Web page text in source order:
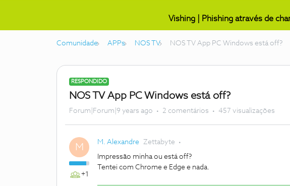
Vishing | Phishing através de
Comunidade APPs NOS TV NOS TV App PC Windows está off?
RESPONDIDO
NOS TV App PC Windows está off?
Forum|Forum|9 years ago 2 comentários 457 visualizações
M
+1
M. Alexandre Zettabyte
Impressão minha ou está off?
Tentei com Chrome e Edge e nada.